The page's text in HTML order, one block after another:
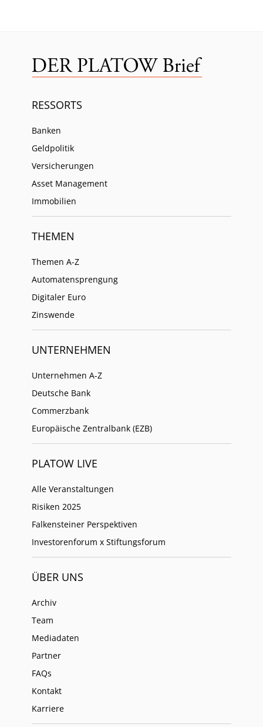
RESSORTS
Banken
Geldpolitik
Versicherungen
Asset Management
Immobilien
THEMEN
Themen A-Z
Automatensprengung
Digitaler Euro
Zinswende
UNTERNEHMEN
Unternehmen A-Z
Deutsche Bank
Commerzbank
Europäische Zentralbank (EZB)
PLATOW LIVE
Alle Veranstaltungen
Risiken 2025
Falkensteiner Perspektiven
Investorenforum x Stiftungsforum
ÜBER UNS
Archiv
Team
Mediadaten
Partner
FAQs
Kontakt
Karriere